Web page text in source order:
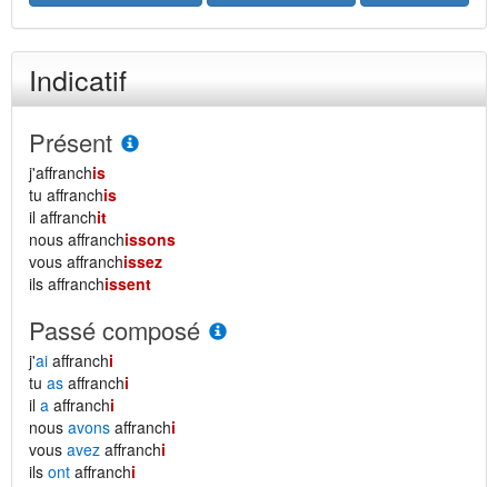
Indicatif
Présent
j'affranchis
tu affranchis
il affranchit
nous affranchissons
vous affranchissez
ils affranchissent
Passé composé
j'ai affranchi
tu as affranchi
il a affranchi
nous avons affranchi
vous avez affranchi
ils ont affranchi